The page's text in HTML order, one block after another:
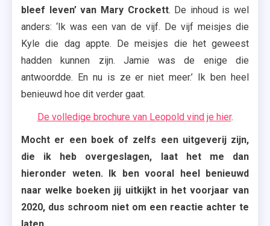
bleef leven’ van Mary Crockett. De inhoud is wel
anders: ‘Ik was een van de vijf. De vijf meisjes die
Kyle die dag appte. De meisjes die het geweest
hadden kunnen zijn. Jamie was de enige die
antwoordde. En nu is ze er niet meer.’ Ik ben heel
benieuwd hoe dit verder gaat.
De volledige brochure van Leopold vind je hier.
Mocht er een boek of zelfs een uitgeverij zijn,
die ik heb overgeslagen, laat het me dan
hieronder weten. Ik ben vooral heel benieuwd
naar welke boeken jij uitkijkt in het voorjaar van
2020, dus schroom niet om een reactie achter te